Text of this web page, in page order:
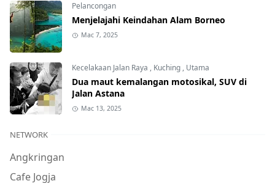
Pelancongan
Menjelajahi Keindahan Alam Borneo
Mac 7, 2025
Kecelakaan Jalan Raya , Kuching, Utama
Dua maut kemalangan motosikal, SUV di
Jalan Astana
Mac 13, 2025
NETWORK
Angkringan
Cafe Jogja